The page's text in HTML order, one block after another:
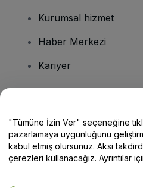
Kurumsal hizmet
Haber Merkezi
Kariyer
Yardım Merkezi / Bize
"Tümüne İzin Ver" seçeneğine
pazarlamaya uygunluğunu
kabul etmiş olursunuz. Aksi
çerezleri kullanacağız. Ayrıntılar